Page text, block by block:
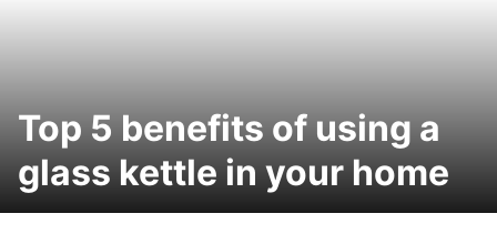
Top 5 benefits of using a
glass kettle in your home